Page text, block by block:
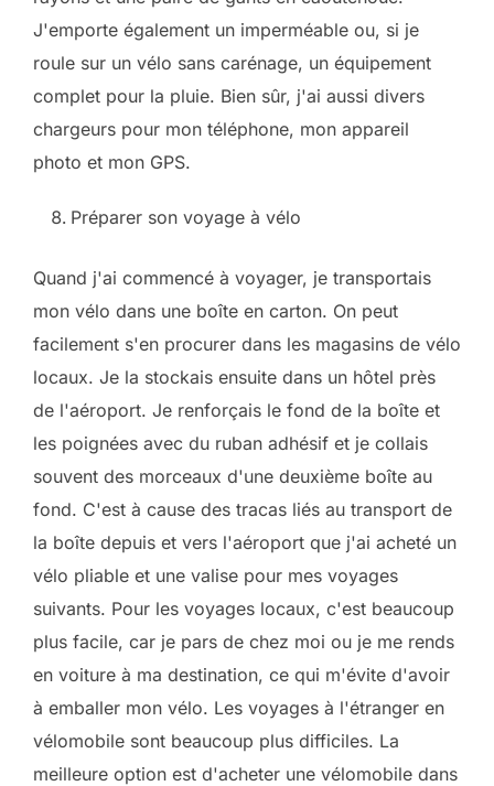
J'emporte également un imperméable ou, si je
roule sur un vélo sans carénage, un équipement
complet pour la pluie. Bien sûr, j'ai aussi divers
chargeurs pour mon téléphone, mon appareil
photo et mon GPS.
Préparer son voyage à vélo
Quand j'ai commencé à voyager, je transportais
mon vélo dans une boîte en carton. On peut
facilement s'en procurer dans les magasins de vélo
locaux. Je la stockais ensuite dans un hôtel près
de l'aéroport. Je renforçais le fond de la boîte et
les poignées avec du ruban adhésif et je collais
souvent des morceaux d'une deuxième boîte au
fond. C'est à cause des tracas liés au transport de
la boîte depuis et vers l'aéroport que j'ai acheté un
vélo pliable et une valise pour mes voyages
suivants. Pour les voyages locaux, c'est beaucoup
plus facile, car je pars de chez moi ou je me rends
en voiture à ma destination, ce qui m'évite d'avoir
à emballer mon vélo. Les voyages à l'étranger en
vélomobile sont beaucoup plus difficiles. La
meilleure option est d'acheter une vélomobile dans